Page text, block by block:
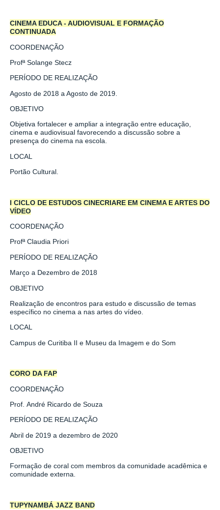
CINEMA EDUCA - AUDIOVISUAL E FORMAÇÃO
CONTINUADA
COORDENAÇÃO
ProfªSolange Stecz
PERÍODO DE REALIZAÇÃO
Agosto de 2018 a Agosto de 2019.
OBJETIVO
Objetiva fortalecer e ampliar a integração entre educação,
cinema e audiovisual favorecendo a discussão sobre a
presença do cinema na escola.
LOCAL
Portão Cultural.
I CICLO DE ESTUDOS CINECRIARE EM CINEMA E ARTES DO
VÍDEO
COORDENAÇÃO
ProfªClaudia Priori
PERÍODO DE REALIZAÇÃO
Março a Dezembro de 2018
OBJETIVO
Realização de encontros para estudo e discussão de temas
específico no cinema a nas artes do vídeo.
LOCAL
Campus de Curitiba II e Museu da Imagem e do Som
CORO DA FAP
COORDENAÇÃO
Prof. André Ricardo de Souza
PERÍODO DE REALIZAÇÃO
Abril de 2019 a dezembro de 2020
OBJETIVO
Formação de coral com membros da comunidade acadêmica e
comunidade externa.
TUPYNAMBÁ JAZZ BAND